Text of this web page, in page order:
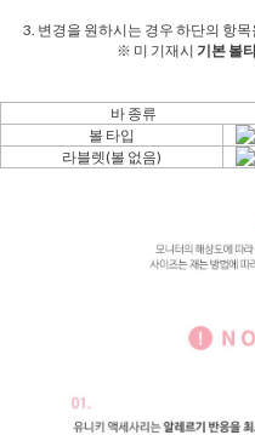
3. 변경을 원하시는 경우 하단의 항
※ 미 기재시 기본 볼
바 종류
볼 타입
라블렛(볼 없음)